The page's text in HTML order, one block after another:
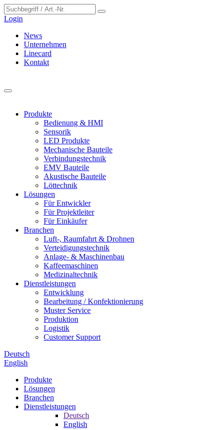
Login
News
Unternehmen
Linecard
Kontakt
Produkte
Bedienung & HMI
Sensorik
LED Produkte
Mechanische Bauteile
Verbindungstechnik
EMV Bauteile
Akustische Bauteile
Löttechnik
Lösungen
Für Entwickler
Für Projektleiter
Für Einkäufer
Branchen
Luft-, Raumfahrt & Drohnen
Verteidigungstechnik
Anlage- & Maschinenbau
Kaffeemaschinen
Medizinaltechnik
Dienstleistungen
Entwicklung
Bearbeitung / Konfektionierung
Muster Service
Produktion
Logistik
Customer Support
Deutsch
English
Produkte
Lösungen
Branchen
Dienstleistungen
Deutsch
English
Cookie-Einstellungen